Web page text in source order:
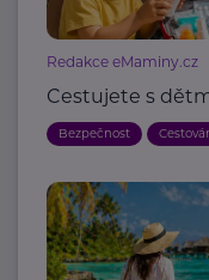
Redakce eMaminy.cz
Cestujete s
Bezpečnost